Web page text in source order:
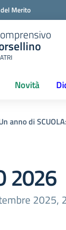
Merito
Novità
(current)
anno di
2026
2025,